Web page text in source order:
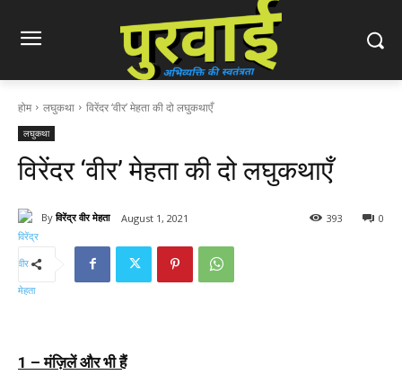
होम लघुकथा विरेंदर ‘वीर’ मेहता की दो लघुकथाएँ
लघुकथा
विरेंदर ‘वीर’ मेहता की दो लघुकथाएँ
By विरेंद्र वीर मेहता August 1, 2021 0
393
1 – मंज़िलें और भी हैं